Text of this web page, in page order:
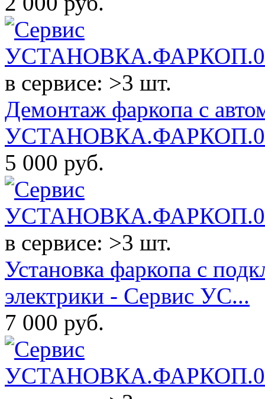
в сервисе: >3 шт.
Демонтаж фаркопа с
5 000 руб.
в сервисе: >3 шт.
Установка фаркопа с
электрики - Сервис УС...
7 000 руб.